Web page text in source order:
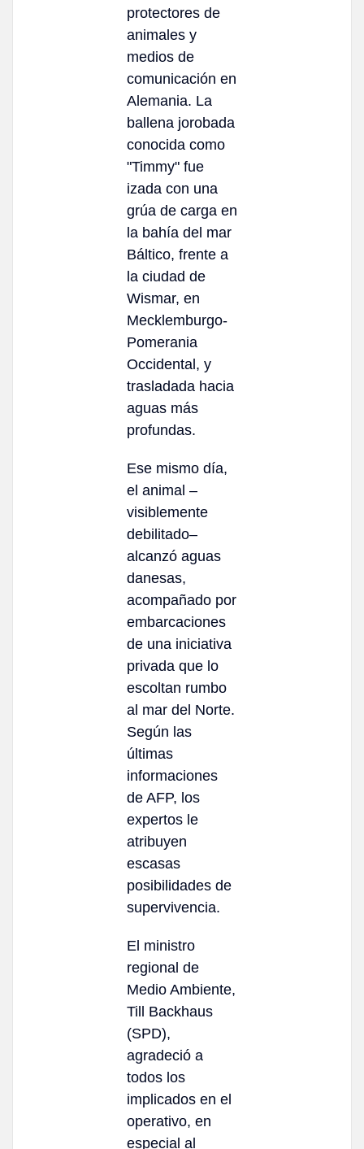
protectores de
animales y
medios de
comunicación en
Alemania. La
ballena jorobada
conocida como
"Timmy" fue
izada con una
grúa de carga en
la bahía del mar
Báltico, frente a
la ciudad de
Wismar, en
Mecklemburgo-
Pomerania
Occidental, y
trasladada hacia
aguas más
profundas.
Ese mismo día,
el animal –
visiblemente
debilitado–
alcanzó aguas
danesas,
acompañado por
embarcaciones
de una iniciativa
privada que lo
escoltan rumbo
al mar del Norte.
Según las
últimas
informaciones
de AFP, los
expertos le
atribuyen
escasas
posibilidades de
supervivencia.
El ministro
regional de
Medio Ambiente,
Till Backhaus
(SPD),
agradeció a
todos los
implicados en el
operativo, en
especial al